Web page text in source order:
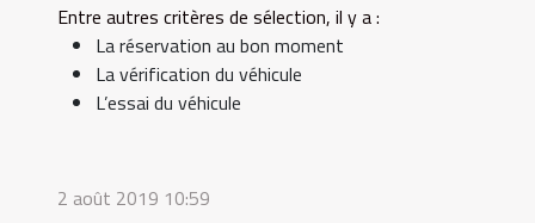
Entre autres critères de sélection, il y a :
La réservation au bon moment
La vérification du véhicule
L’essai du véhicule
2 août 2019 10:59